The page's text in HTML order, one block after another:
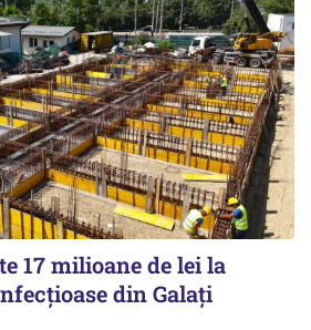
17 milioane de lei la
din Galați